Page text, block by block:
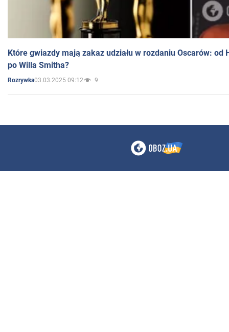
Które gwiazdy mają zakaz udziału w rozdaniu Oscarów: od
po Willa Smitha?
Rozrywka03.03.2025 09:12 9